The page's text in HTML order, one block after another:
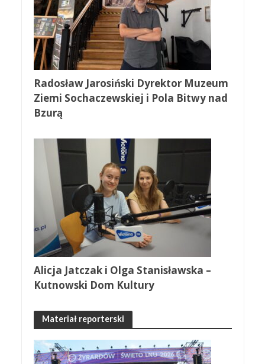
Radosław Jarosiński Dyrektor Muzeum
Ziemi Sochaczewskiej i Pola Bitwy nad
Bzurą
Alicja Jatczak i Olga Stanisławska –
Kutnowski Dom Kultury
Materiał reporterski